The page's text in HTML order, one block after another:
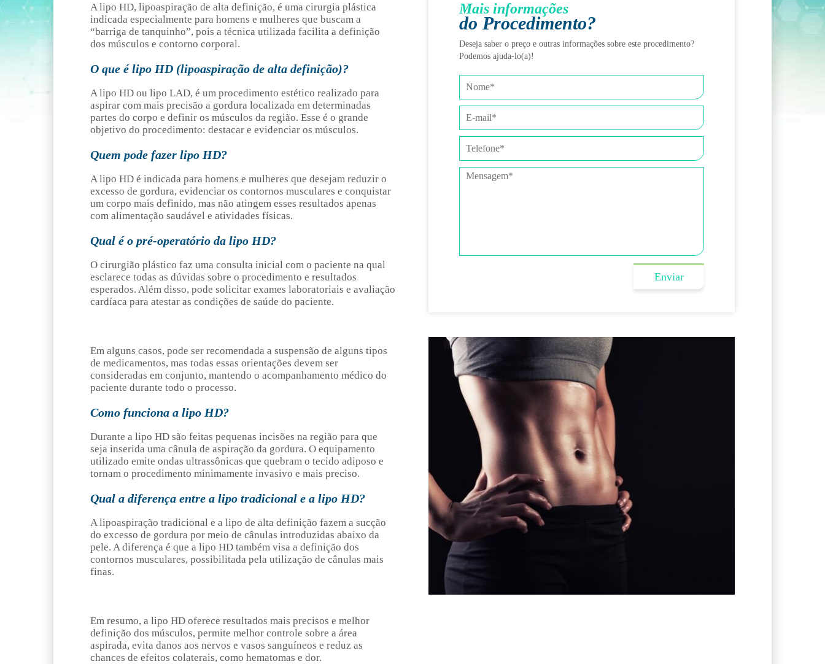
A lipo HD, lipoaspiração de alta definição, é uma cirurgia plástica
indicada especialmente para homens e mulheres que buscam a
“barriga de tanquinho”, pois a técnica utilizada facilita a definição
dos músculos e contorno corporal.
O que é lipo HD (lipoaspiração de alta definição)?
A lipo HD ou lipo LAD, é um procedimento estético realizado para
aspirar com mais precisão a gordura localizada em determinadas
partes do corpo e definir os músculos da região. Esse é o grande
objetivo do procedimento: destacar e evidenciar os músculos.
Quem pode fazer lipo HD?
A lipo HD é indicada para homens e mulheres que desejam reduzir o
excesso de gordura, evidenciar os contornos musculares e conquistar
um corpo mais definido, mas não atingem esses resultados apenas
com alimentação saudável e atividades físicas.
Qual é o pré-operatório da lipo HD?
O cirurgião plástico faz uma consulta inicial com o paciente na qual
esclarece todas as dúvidas sobre o procedimento e resultados
esperados. Além disso, pode solicitar exames laboratoriais e avaliação
cardíaca para atestar as condições de saúde do paciente.
Em alguns casos, pode ser recomendada a suspensão de alguns tipos
de medicamentos, mas todas essas orientações devem ser
consideradas em conjunto, mantendo o acompanhamento médico do
paciente durante todo o processo.
Como funciona a lipo HD?
Durante a lipo HD são feitas pequenas incisões na região para que
seja inserida uma cânula de aspiração da gordura. O equipamento
utilizado emite ondas ultrassônicas que quebram o tecido adiposo e
tornam o procedimento minimamente invasivo e mais preciso.
Qual a diferença entre a lipo tradicional e a lipo HD?
A lipoaspiração tradicional e a lipo de alta definição fazem a sucção
do excesso de gordura por meio de cânulas introduzidas abaixo da
pele. A diferença é que a lipo HD também visa a definição dos
contornos musculares, possibilitada pela utilização de cânulas mais
finas.
Em resumo, a lipo HD oferece resultados mais precisos e melhor
definição dos músculos, permite melhor controle sobre a área
aspirada, evita danos aos nervos e vasos sanguíneos e reduz as
chances de efeitos colaterais, como hematomas e dor.
Mais informações
do Procedimento?
Deseja saber o preço e outras informações sobre este procedimento?
Podemos ajuda-lo(a)!